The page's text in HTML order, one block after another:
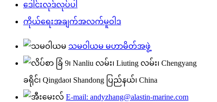
ဒေါင်းလုဒ်လုပ်ပါ
ကိုယ်ရေးအချက်အလက်မူဝါဒ
သမဝါယမ မဟာမိတ်အဖွဲ့
ခြံ 9၊ Nanliu လမ်း၊ Liuting လမ်း၊ Chengyang
ခရိုင်၊ Qingdao၊ Shandong ပြည်နယ်၊ China
E-mail: andyzhang@alastin-marine.com